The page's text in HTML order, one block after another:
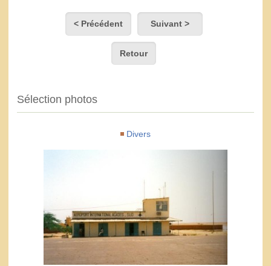
< Précédent Suivant >
Retour
Sélection photos
Divers